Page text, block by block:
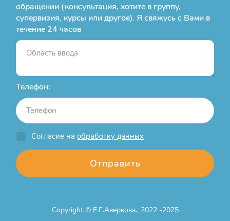
обращении (консультация, хотите в группу,
супервизия, курсы или другое). Я свяжусь с Вами в
течение 24 часов
Телефон:
Согласие наобработку данных
Отправить
Copyright © Е.Г.Аверкова., 2022 -2025